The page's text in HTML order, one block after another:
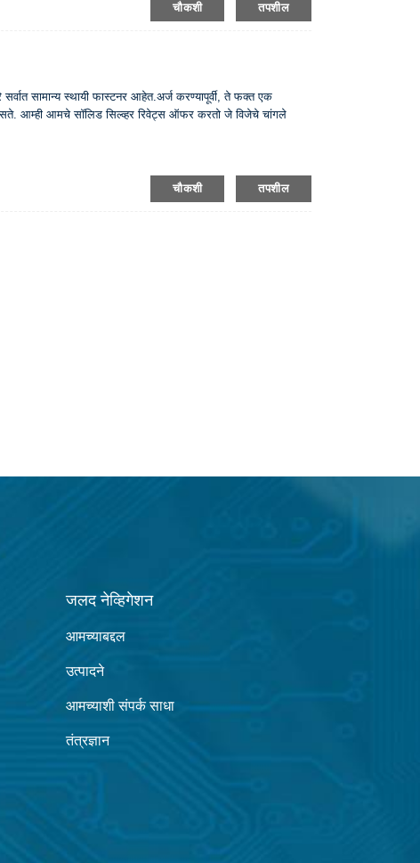
चौकशी तपशील
सामान्य स्थायी फास्टनर आहेत.अर्ज करण्यापूर्वी, ते फक्त एक
आम्ही आमचे सॉलिड सिल्व्हर रिवेट्स ऑफर करतो जे विजेचे चांगले
चौकशी तपशील
जलद नेव्हिगेशन
आमच्याबद्दल
उत्पादने
आमच्याशी संपर्क साधा
तंत्रज्ञान